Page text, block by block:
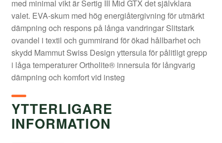
med minimal vikt är Sertig III Mid GTX det självklara
valet. EVA-skum med hög energiåtergivning för utmärkt
dämpning och respons på långa vandringar Slitstark
ovandel i textil och gummirand för ökad hållbarhet och
skydd Mammut Swiss Design yttersula för pålitligt grepp
i låga temperaturer Ortholite® innersula för långvarig
dämpning och komfort vid insteg
YTTERLIGARE
INFORMATION